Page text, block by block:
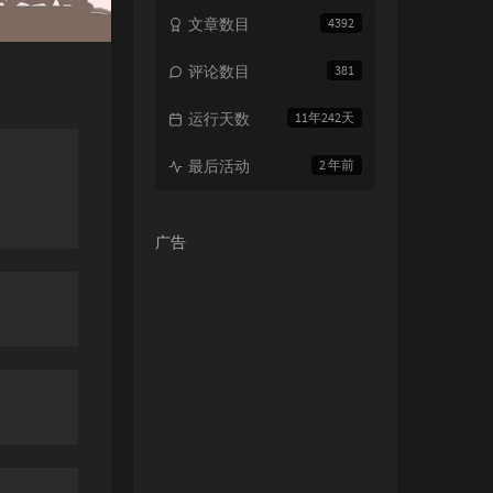
4392
文章数目
381
评论数目
11年242天
运行天数
2 年前
最后活动
广告